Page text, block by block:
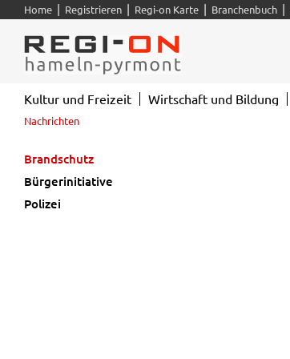
Brandschutz
Bürgerinitiative
Polizei
Home | Registrieren | Regi-on Karte | Branchenbuch |
Kultur und Freizeit Wirtschaft und Bildung
Nachrichten